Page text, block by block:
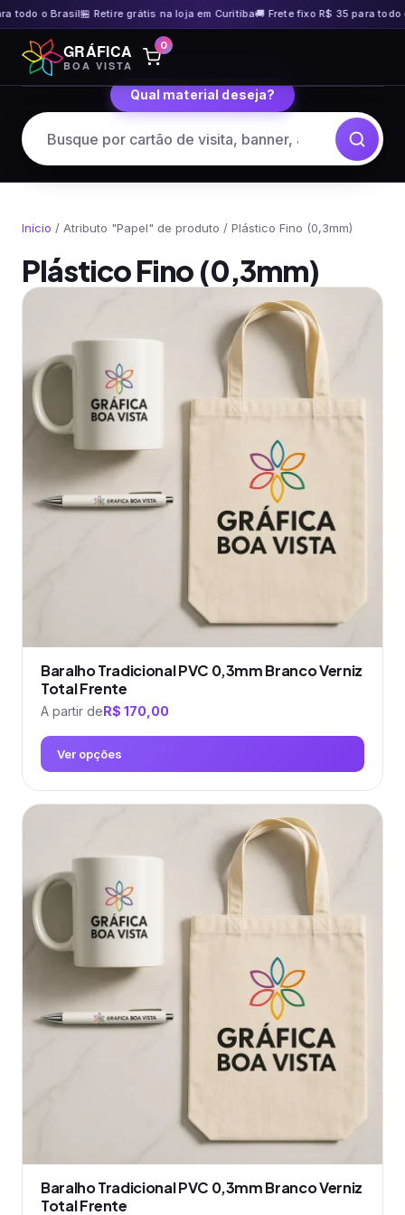
🏪 Retire grátis na loja em Curitiba🚚 Frete fixo R$ 35 para todo o Brasil
Pular
para
o
GRÁFICA
BOA VISTA
0
Qual material deseja?
Início / Atributo "Papel" de produto / Plástico Fino (0,3mm)
Plástico Fino (0,3mm)
Baralho Tradicional PVC 0,3mm Branco Verniz
Total Frente
A partir deR$ 170,00
Ver opções
Este
produto
várias
variantes.
As
opções
escolhidas
na
Baralho Tradicional PVC 0,3mm Branco Verniz
Total Frente